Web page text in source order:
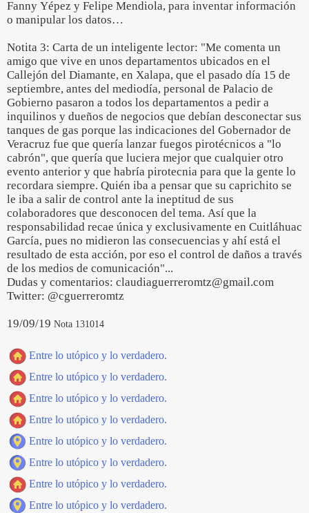
Fanny Yépez y Felipe Mendiola, para inventar información
o manipular los datos…
Notita 3: Carta de un inteligente lector: "Me comenta un
amigo que vive en unos departamentos ubicados en el
Callejón del Diamante, en Xalapa, que el pasado día 15 de
septiembre, antes del mediodía, personal de Palacio de
Gobierno pasaron a todos los departamentos a pedir a
inquilinos y dueños de negocios que debían desconectar sus
tanques de gas porque las indicaciones del Gobernador de
Veracruz fue que quería lanzar fuegos pirotécnicos a "lo
cabrón", que quería que luciera mejor que cualquier otro
evento anterior y que habría pirotecnia para que la gente lo
recordara siempre. Quién iba a pensar que su caprichito se
le iba a salir de control ante la ineptitud de sus
colaboradores que desconocen del tema. Así que la
responsabilidad recae única y exclusivamente en Cuitláhuac
García, pues no midieron las consecuencias y ahí está el
resultado de esta acción, por eso el control de daños a través
de los medios de comunicación"...
Dudas y comentarios: claudiaguerreromtz@gmail.com
Twitter: @cguerreromtz
19/09/19 Nota 131014
Entre lo utópico y lo verdadero.
Entre lo utópico y lo verdadero.
Entre lo utópico y lo verdadero.
Entre lo utópico y lo verdadero.
Entre lo utópico y lo verdadero.
Entre lo utópico y lo verdadero.
Entre lo utópico y lo verdadero.
Entre lo utópico y lo verdadero.